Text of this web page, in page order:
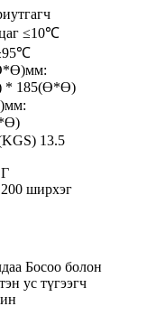
≤10℃
* 185(Ө*Ө)
13.5
ширхэг